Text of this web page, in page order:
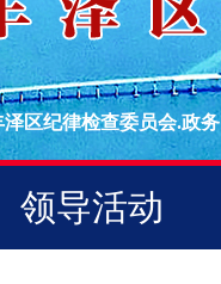
区纪律检查委员会.政务
领导活动